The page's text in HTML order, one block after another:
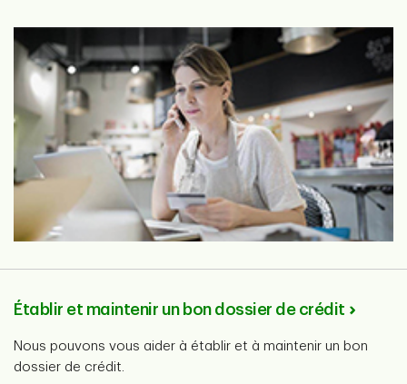
Établir et maintenir un bon dossier de crédit
Nous pouvons vous aider à établir et à maintenir un bon
dossier de crédit.